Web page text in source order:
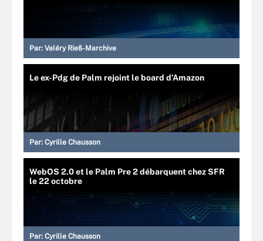
Par: Valéry Rieß-Marchive
Le ex-Pdg de Palm rejoint le board d’Amazon
Par: Cyrille Chausson
WebOS 2.0 et le Palm Pre 2 débarquent chez SFR
le 22 octobre
Par: Cyrille Chausson